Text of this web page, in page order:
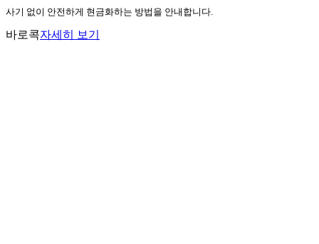
사기 없이 안전하게 현금화하는 방법을 안내합니다.
바로콕자세히 보기